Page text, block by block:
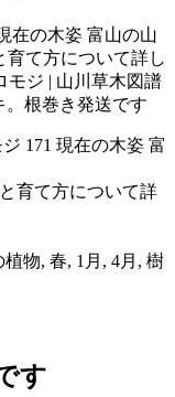
在の木姿 富山の山
て方について詳し
モジ | 山川草木図譜
。根巻き発送です
す